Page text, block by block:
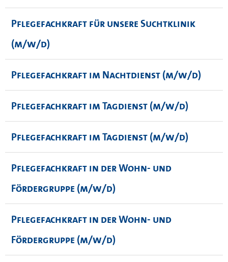
Pflegefachkraft für unsere Suchtklinik
(m/w/d)
Pflegefachkraft im Nachtdienst (m/w/d)
Pflegefachkraft im Tagdienst (m/w/d)
Pflegefachkraft im Tagdienst (m/w/d)
Pflegefachkraft in der Wohn- und
Fördergruppe (m/w/d)
Pflegefachkraft in der Wohn- und
Fördergruppe (m/w/d)